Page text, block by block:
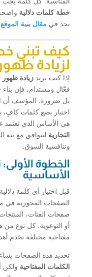
خطة كلمات دلالية
تجد في مقال بنية الموقع
كيف تبني
لزيادة
إذا كنت تريد زيادة ظهور
فعّال ومستدام، فإن بناء
بل ضرورة. المؤسف أن
اختيار بضع كلمات كافٍ،
هي الأساس الذي تعتمد
التجارية لتتوافق مع
وتنافسية السوق.
الخطوة
الأساسية
قبل اختيار أي كلمة
الصفحات المحورية في
صفحات الفئات،
أو التوعوية. كل نوع
مفتاحية مختلفة تخدم
تحديد هذه الصفحات
الكلمات المفتاحية ولكن